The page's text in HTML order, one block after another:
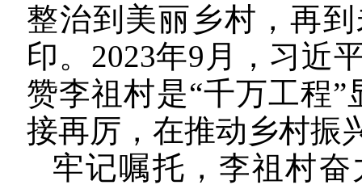
整治到美丽乡村，再
印。2023年9月，习近
赞李祖村是“千万工程
接再厉，在推动乡村振
牢记嘱托，李祖村